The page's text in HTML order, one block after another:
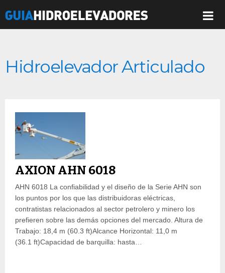
Hidroelevador Articulado
AXION AHN 6018
AHN 6018 La confiabilidad y el diseño de la Serie AHN son
los puntos por los que las distribuidoras eléctricas,
contratistas relacionados al sector petrolero y minero los
prefieren sobre las demás opciones del mercado. Altura de
Trabajo: 18,4 m (60.3 ft)Alcance Horizontal: 11,0 m
(36.1 ft)Capacidad de barquilla: hasta…